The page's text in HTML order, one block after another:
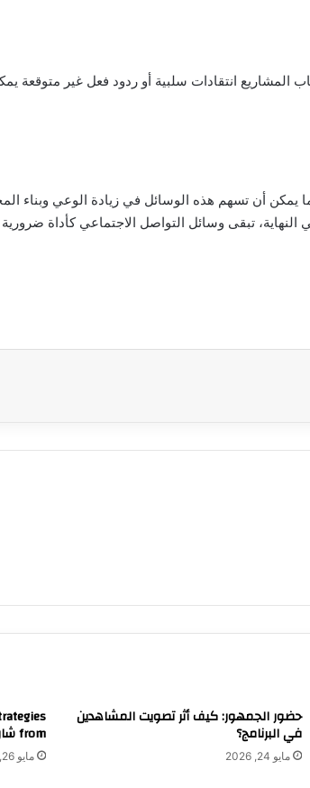
المشاريع انتقادات سلبية أو ردود فعل غير
يمكن أن تسهم هذه الوسائل في زيادة الوعي وبناء
تبقى وسائل التواصل الاجتماعي كأداة
حضور الجمهور: كيف أثر تصويت المشاهدين
في البرنامج؟
مايو 24, 2026
from شارك تانك مصر
مايو 26, 2026